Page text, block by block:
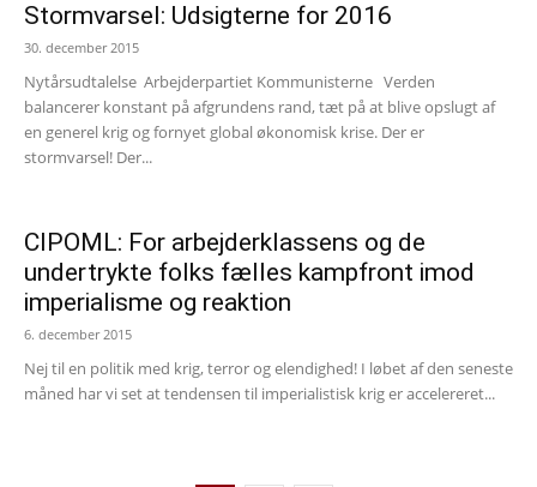
Stormvarsel: Udsigterne for 2016
30. december 2015
Nytårsudtalelse Arbejderpartiet Kommunisterne Verden
balancerer konstant på afgrundens rand, tæt på at blive opslugt af
en generel krig og fornyet global økonomisk krise. Der er
stormvarsel! Der...
CIPOML: For arbejderklassens og de
undertrykte folks fælles kampfront imod
imperialisme og reaktion
6. december 2015
Nej til en politik med krig, terror og elendighed! I løbet af den seneste
måned har vi set at tendensen til imperialistisk krig er accelereret...